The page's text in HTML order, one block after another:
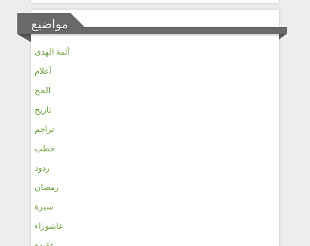
مواضيع
أئمة الهدى
أعلام
الحج
تاريخ
تراجم
خطب
ردود
رمضان
سيرة
عاشوراء